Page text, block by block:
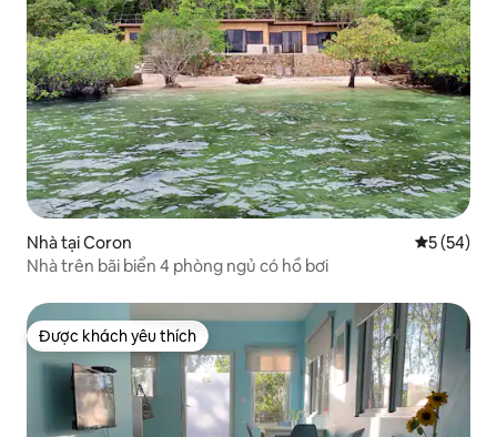
Nhà tại Coron Xếp hạng
5 (54)
Nhà trên bãi biển 4 phòng ngủ có hồ bơi
Được khách yêu thích
Được khách yêu thích